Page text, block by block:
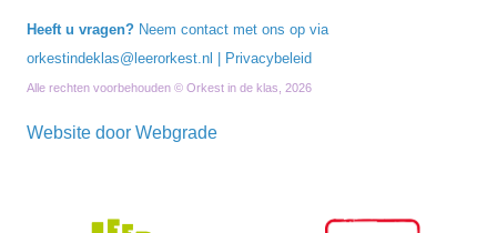
Heeft u vragen? Neem contact met ons op via
orkestindeklas@leerorkest.nl
Privacybeleid
Alle rechten voorbehouden © Orkest in de klas, 2026
Website door Webgrade